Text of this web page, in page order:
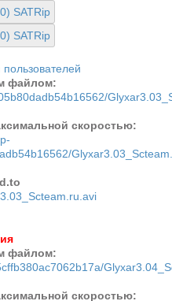
файлом:
скоростью:
файлом:
скоростью: